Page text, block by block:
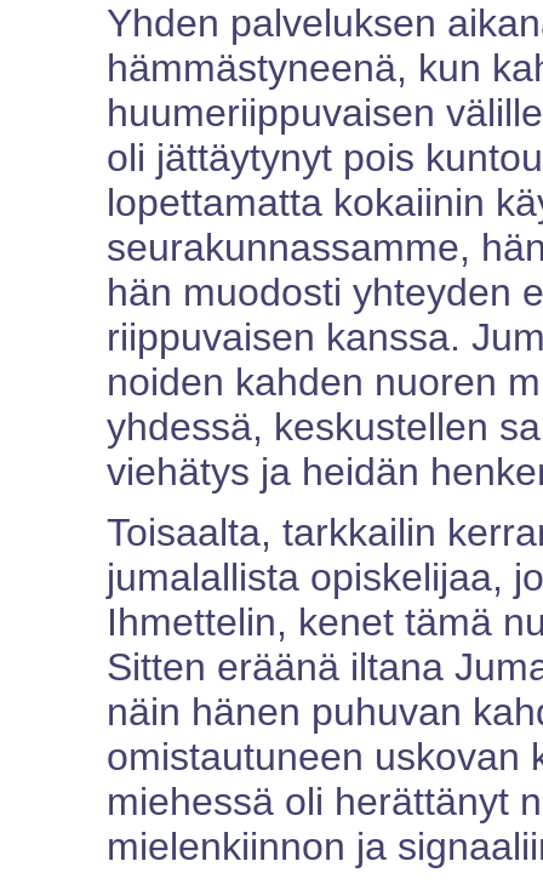
Yhden palveluksen
hämmästyneenä, kun
huumeriippuvaisen
oli jättäytynyt pois
lopettamatta kokaiinin
seurakunnassamme,
hän muodosti yhteyden
riippuvaisen kanssa.
noiden kahden nuoren
yhdessä, keskustellen
viehätys ja heidän
Toisaalta, tarkkailin
jumalallista opiskelijaa,
Ihmettelin, kenet tämä
Sitten eräänä iltana
näin hänen puhuvan
omistautuneen uskovan
miehessä oli herättänyt
mielenkiinnon ja